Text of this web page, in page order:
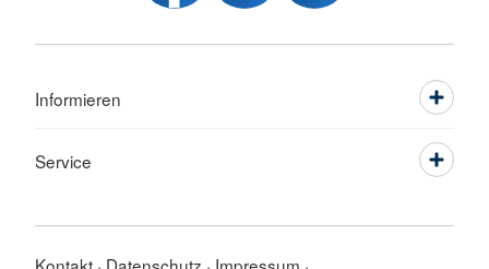
Informieren
Service